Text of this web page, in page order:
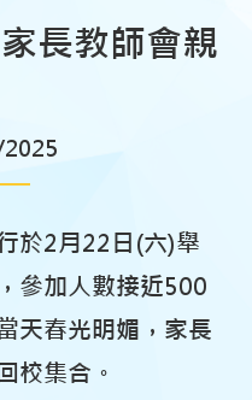
長教師會親
於2月22日(六)舉
參加人數接近500
天春光明媚，家長
校集合。